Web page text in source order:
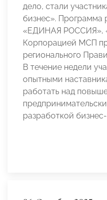
дело, стали
бизнес». Программа
«ЕДИНАЯ
Корпорацией МСП
регионального
В течение недели
опытными
работать над
разработкой